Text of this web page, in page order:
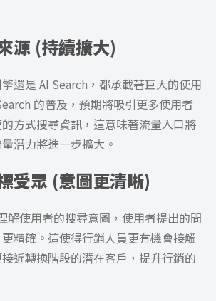
源 (持續擴大)
還是 AI Search，都承載著巨大的使用
的普及，預期將吸引更多使用者
方式搜尋資訊，這意味著流量入口將
潛力將進一步擴大。
受眾 (意圖更清晰)
解使用者的搜尋意圖，使用者提出的問
精確。這使得行銷人員更有機會接觸
近轉換階段的潛在客戶，提升行銷的